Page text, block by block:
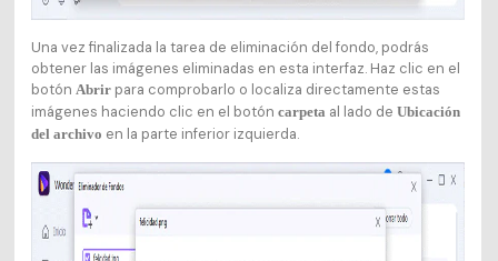
Una vez finalizada la tarea de eliminación del fondo, podrás
obtener las imágenes eliminadas en esta interfaz. Haz clic en el
botón Abrirpara comprobarlo o localiza directamente estas
imágenes haciendo clic en el botón carpeta al lado de Ubicación
del archivo en la parte inferior izquierda.